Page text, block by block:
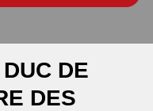
DE
DES